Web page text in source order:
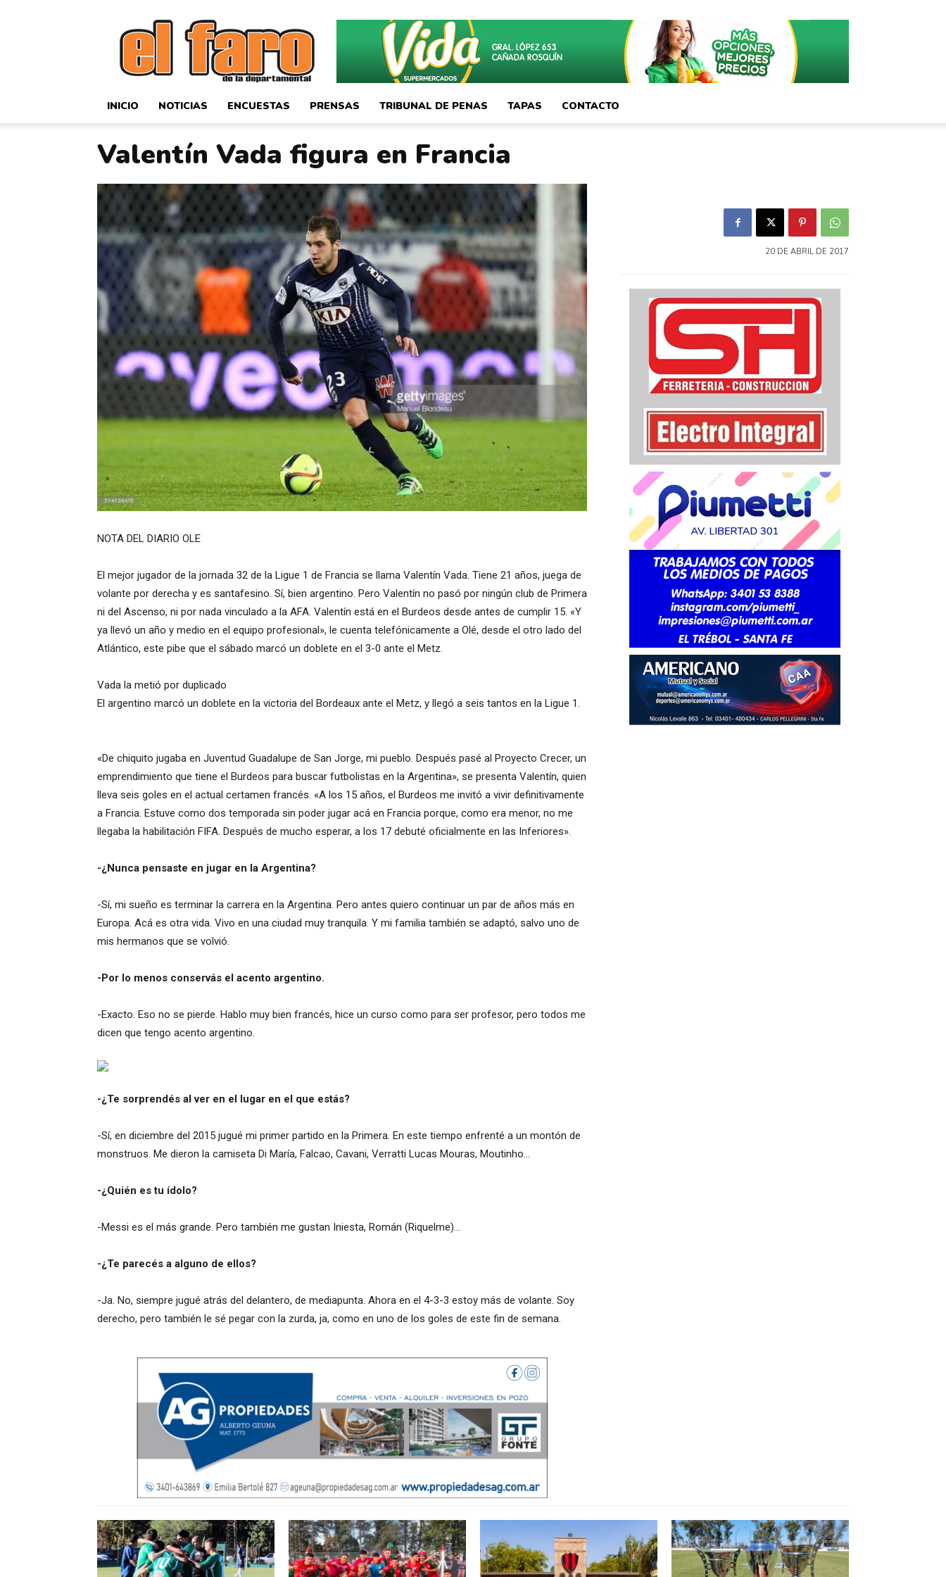
El
Faro
Deportivo
INICIO NOTICIAS ENCUESTAS PRENSAS TRIBUNAL DE PENAS TAPAS CONTACTO
Valentín Vada figura en Francia
NOTA DEL DIARIO OLE
El mejor jugador de la jornada 32 de la Ligue 1 de Francia se llama Valentín Vada. Tiene 21 años, juega de
volante por derecha y es santafesino. Sí, bien argentino. Pero Valentín no pasó por ningún club de Primera
ni del Ascenso, ni por nada vinculado a la AFA. Valentín está en el Burdeos desde antes de cumplir 15. «Y
ya llevó un año y medio en el equipo profesional», le cuenta telefónicamente a Olé, desde el otro lado del
Atlántico, este pibe que el sábado marcó un doblete en el 3-0 ante el Metz.
Vada la metió por duplicado
El argentino marcó un doblete en la victoria del Bordeaux ante el Metz, y llegó a seis tantos en la Ligue 1.
«De chiquito jugaba en Juventud Guadalupe de San Jorge, mi pueblo. Después pasé al Proyecto Crecer, un
emprendimiento que tiene el Burdeos para buscar futbolistas en la Argentina», se presenta Valentín, quien
lleva seis goles en el actual certamen francés. «A los 15 años, el Burdeos me invitó a vivir definitivamente
a Francia. Estuve como dos temporada sin poder jugar acá en Francia porque, como era menor, no me
llegaba la habilitación FIFA. Después de mucho esperar, a los 17 debuté oficialmente en las Inferiores».
-¿Nunca pensaste en jugar en la Argentina?
-Sí, mi sueño es terminar la carrera en la Argentina. Pero antes quiero continuar un par de años más en
Europa. Acá es otra vida. Vivo en una ciudad muy tranquila. Y mi familia también se adaptó, salvo uno de
mis hermanos que se volvió.
-Por lo menos conservás el acento argentino.
-Exacto. Eso no se pierde. Hablo muy bien francés, hice un curso como para ser profesor, pero todos me
dicen que tengo acento argentino.
-¿Te sorprendés al ver en el lugar en el que estás?
-Sí, en diciembre del 2015 jugué mi primer partido en la Primera. En este tiempo enfrenté a un montón de
monstruos. Me dieron la camiseta Di María, Falcao, Cavani, Verratti Lucas Mouras, Moutinho…
-¿Quién es tu ídolo?
-Messi es el más grande. Pero también me gustan Iniesta, Román (Riquelme)…
-¿Te parecés a alguno de ellos?
-Ja. No, siempre jugué atrás del delantero, de mediapunta. Ahora en el 4-3-3 estoy más de volante. Soy
derecho, pero también le sé pegar con la zurda, ja, como en uno de los goles de este fin de semana.
20 DE ABRIL DE 2017